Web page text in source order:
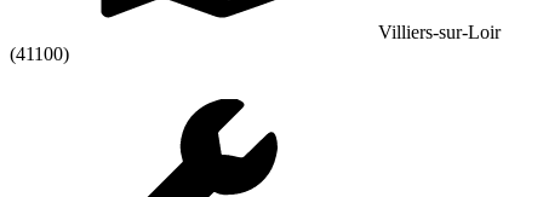
Villiers-sur-Loir
(41100)